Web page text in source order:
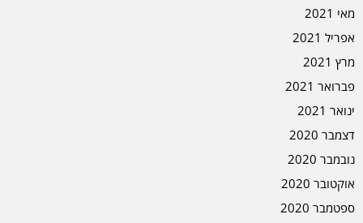
מאי 2021
אפריל 2021
מרץ 2021
פברואר 2021
ינואר 2021
דצמבר 2020
נובמבר 2020
אוקטובר 2020
ספטמבר 2020